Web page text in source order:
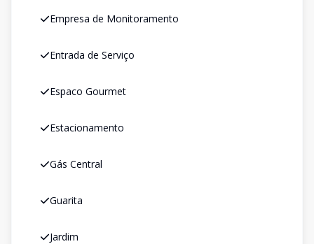
Empresa de Monitoramento
Entrada de Serviço
Espaco Gourmet
Estacionamento
Gás Central
Guarita
Jardim